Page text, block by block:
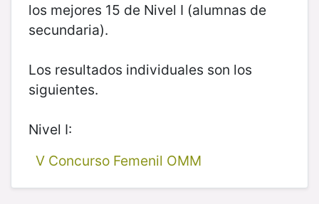
los mejores 15 de Nivel I (alumnas de
secundaria).
Los resultados individuales son los
siguientes.
Nivel I:
V Concurso Femenil OMM